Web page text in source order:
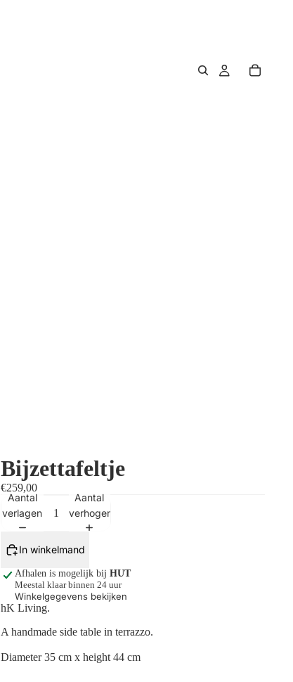
Bijzettafeltje
€259,00
Aantal
verlagen
Aantal
verhogen
In winkelmand
Afhalen is mogelijk bij HUT
Meestal klaar binnen 24 uur
Winkelgegevens bekijken
hK Living.
A handmade side table in terrazzo.
Diameter 35 cm x height 44 cm